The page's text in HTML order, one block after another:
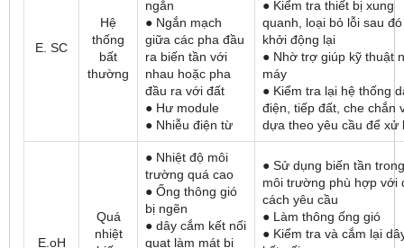
E. SC
Hệ
thống
bất
thường
ngắn
● Ngắn mạch
giữa các pha đầu
ra biến tần với
nhau hoặc pha
đầu ra với đất
● Hư module
● Nhiễu điện từ
● Kiểm tra thiết bị xung
quanh, loại bỏ lỗi sau đó
khởi động lại
● Nhờ trợ giúp kỹ thuật
máy
● Kiểm tra lại hệ thống
điện, tiếp đất, che chắn
dựa theo yêu cầu để xử
E.oH
Quá
nhiệt
● Nhiệt độ môi
trường quá cao
● Ống thông gió
bị ngẽn
● dây cắm kết nối
quạt làm mát bị
● Sử dụng biến tần trong
môi trường phù hợp với
cách yêu cầu
● Làm thông ống gió
● Kiểm tra và cắm lại